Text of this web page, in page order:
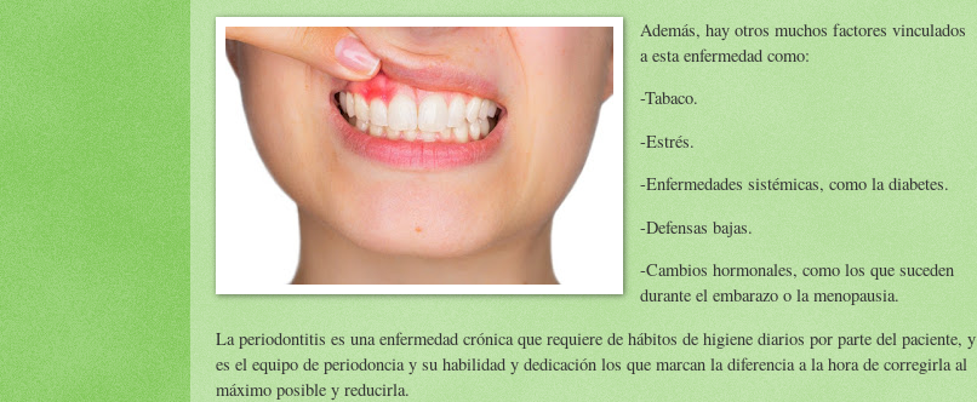
Además, hay otros muchos factores vinculados
a esta enfermedad como:
-Tabaco.
-Estrés.
-Enfermedades sistémicas, como la diabetes.
-Defensas bajas.
-Cambios hormonales, como los que suceden
durante el embarazo o la menopausia.
La periodontitis es una enfermedad crónica que requiere de hábitos de higiene diarios por parte del paciente, y
es el equipo de periodoncia y su habilidad y dedicación los que marcan la diferencia a la hora de corregirla al
máximo posible y reducirla.